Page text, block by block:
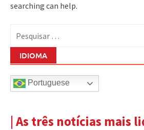
searching can help.
por:
IDIOMA
Portuguese
| As três notícias mais